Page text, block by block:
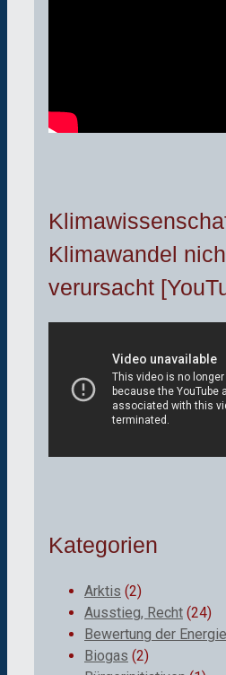
Klimawandel
verursacht
Kategorien
Arktis (2)
Ausstieg, Recht (24)
Bewertung der
Biogas (2)